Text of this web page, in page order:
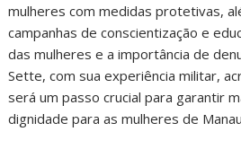
mulheres com medidas protetivas,
campanhas de conscientização e
das mulheres e a importância de
Sette, com sua experiência militar,
será um passo crucial para garantir
dignidade para as mulheres de